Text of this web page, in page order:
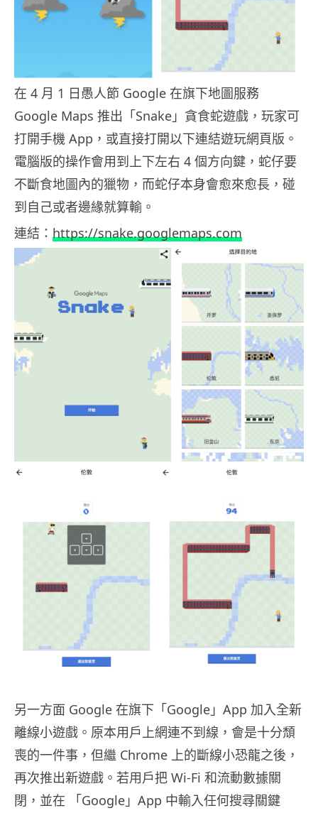
在 4 月 1 日愚人節 Google 在旗下地圖服務
Google Maps 推出「Snake」貪食蛇遊戲，玩家可
打開手機 App，或直接打開以下連結遊玩網頁版。
電腦版的操作會用到上下左右 4 個方向鍵，蛇仔要
不斷食地圖內的獵物，而蛇仔本身會愈來愈長，碰
到自己或者邊緣就算輸。
連結： https://snake.googlemaps.com
另一方面 Google 在旗下「Google」App 加入全新
離線小遊戲。原本用戶上網連不到線，會是十分頹
喪的一件事，但繼 Chrome 上的斷線小恐龍之後，
再次推出新遊戲。若用戶把 Wi-Fi 和流動數據關
閉，並在 「Google」App 中輸入任何搜尋關鍵